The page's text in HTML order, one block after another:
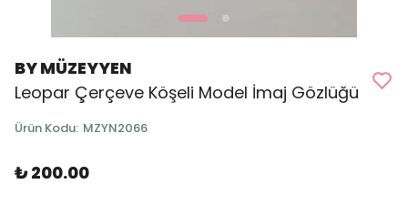
BY MÜZEYYEN
Leopar Çerçeve Köşeli Model İmaj Gözlüğü
Ürün Kodu: MZYN2066
₺ 200.00